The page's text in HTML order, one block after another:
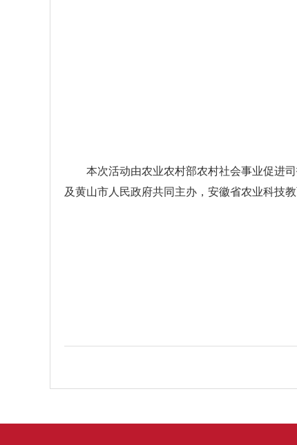
本次活动由农业农村部农村社会事业促进司
及黄山市人民政府共同主办，安徽省农业科技